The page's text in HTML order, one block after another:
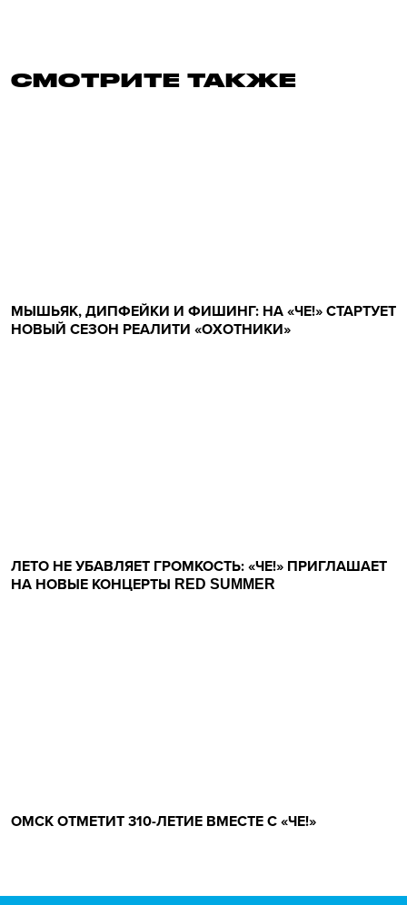
СМОТРИТЕ ТАКЖЕ
МЫШЬЯК, ДИПФЕЙКИ И ФИШИНГ: НА «ЧЕ!» СТАРТУЕТ
НОВЫЙ СЕЗОН РЕАЛИТИ «ОХОТНИКИ»
ЛЕТО НЕ УБАВЛЯЕТ ГРОМКОСТЬ: «ЧЕ!» ПРИГЛАШАЕТ
НА НОВЫЕ КОНЦЕРТЫ RED SUMMER
ОМСК ОТМЕТИТ 310-ЛЕТИЕ ВМЕСТЕ С «ЧЕ!»